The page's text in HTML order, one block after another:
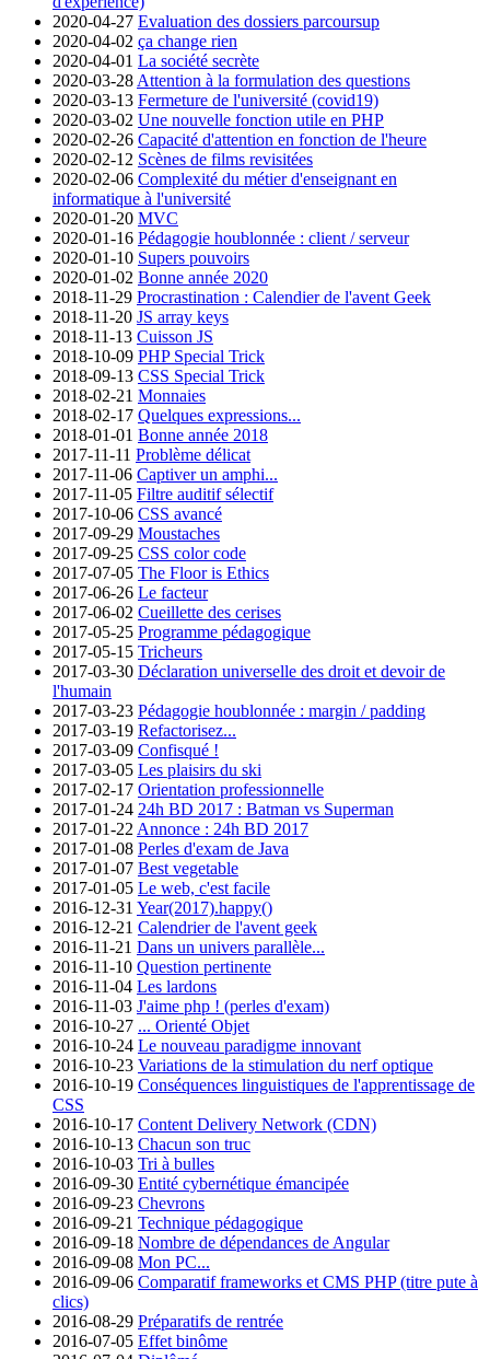
2020-04-27 Evaluation des dossiers parcoursup
2020-04-02 ça change rien
2020-04-01 La société secrète
2020-03-28 Attention à la formulation des questions
2020-03-13 Fermeture de l'université (covid19)
2020-03-02 Une nouvelle fonction utile en PHP
2020-02-26 Capacité d'attention en fonction de l'heure
2020-02-12 Scènes de films revisitées
2020-02-06 Complexité du métier d'enseignant en
informatique à l'université
2020-01-20 MVC
2020-01-16 Pédagogie houblonnée : client / serveur
2020-01-10 Supers pouvoirs
2020-01-02 Bonne année 2020
2018-11-29 Procrastination : Calendier de l'avent Geek
2018-11-20 JS array keys
2018-11-13 Cuisson JS
2018-10-09 PHP Special Trick
2018-09-13 CSS Special Trick
2018-02-21 Monnaies
2018-02-17 Quelques expressions...
2018-01-01 Bonne année 2018
2017-11-11 Problème délicat
2017-11-06 Captiver un amphi...
2017-11-05 Filtre auditif sélectif
2017-10-06 CSS avancé
2017-09-29 Moustaches
2017-09-25 CSS color code
2017-07-05 The Floor is Ethics
2017-06-26 Le facteur
2017-06-02 Cueillette des cerises
2017-05-25 Programme pédagogique
2017-05-15 Tricheurs
2017-03-30 Déclaration universelle des droit et devoir de
l'humain
2017-03-23 Pédagogie houblonnée : margin / padding
2017-03-19 Refactorisez...
2017-03-09 Confisqué !
2017-03-05 Les plaisirs du ski
2017-02-17 Orientation professionnelle
2017-01-24 24h BD 2017 : Batman vs Superman
2017-01-22 Annonce : 24h BD 2017
2017-01-08 Perles d'exam de Java
2017-01-07 Best vegetable
2017-01-05 Le web, c'est facile
2016-12-31 Year(2017).happy()
2016-12-21 Calendrier de l'avent geek
2016-11-21 Dans un univers parallèle...
2016-11-10 Question pertinente
2016-11-04 Les lardons
2016-11-03 J'aime php ! (perles d'exam)
2016-10-27 ... Orienté Objet
2016-10-24 Le nouveau paradigme innovant
2016-10-23 Variations de la stimulation du nerf optique
2016-10-19 Conséquences linguistiques de l'apprentissage de
CSS
2016-10-17 Content Delivery Network (CDN)
2016-10-13 Chacun son truc
2016-10-03 Tri à bulles
2016-09-30 Entité cybernétique émancipée
2016-09-23 Chevrons
2016-09-21 Technique pédagogique
2016-09-18 Nombre de dépendances de Angular
2016-09-08 Mon PC...
2016-09-06 Comparatif frameworks et CMS PHP (titre pute à
clics)
2016-08-29 Préparatifs de rentrée
2016-07-05 Effet binôme